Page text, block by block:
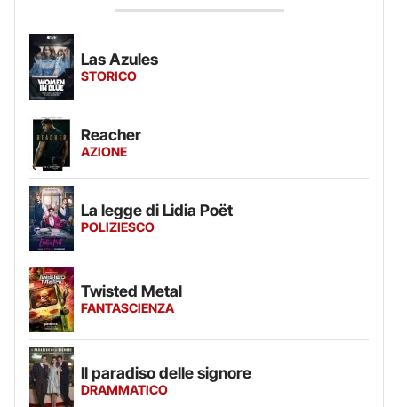
Las Azules
STORICO
Reacher
AZIONE
La legge di Lidia Poët
POLIZIESCO
Twisted Metal
FANTASCIENZA
Il paradiso delle signore
DRAMMATICO